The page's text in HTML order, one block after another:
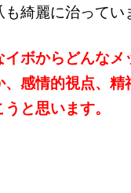
綺麗に治ってい
イボから どんなメ
、感情的視点、精
と思います。